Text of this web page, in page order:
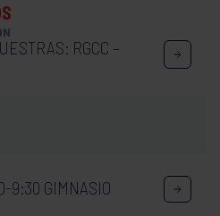
RGCC –
9:30 GIMNASIO